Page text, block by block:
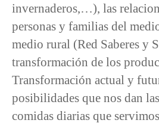
invernaderos,…), las
personas y familias del
medio rural (Red Saberes y
transformación de los
Transformación actual y
posibilidades que nos dan
comidas diarias que